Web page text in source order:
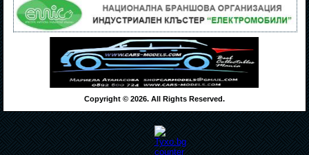
Copyright © 2026. All Rights Reserved.